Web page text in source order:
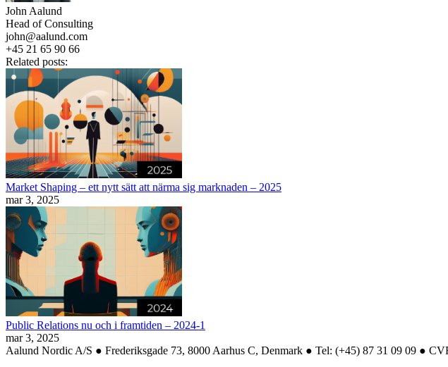
John Aalund
Head of Consulting
john@aalund.com
+45 21 65 90 66
Related posts:
Market Shaping – ett nytt sätt att närma sig marknaden – 2025
mar 3, 2025
Public Relations nu och i framtiden – 2024-1
mar 3, 2025
Aalund Nordic A/S ● Frederiksgade 73, 8000 Aarhus C, Denmark ● Tel: (+45) 87 31 09 09 ●